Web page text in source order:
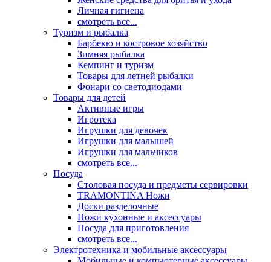
Личная гигиена
смотреть все...
Туризм и рыбалка
Барбекю и костровое хозяйство
Зимняя рыбалка
Кемпинг и туризм
Товары для летней рыбалки
Фонари со светодиодами
Товары для детей
Активные игры
Игротека
Игрушки для девочек
Игрушки для малышей
Игрушки для мальчиков
смотреть все...
Посуда
Столовая посуда и предметы сервировки
TRAMONTINA Ножи
Доски разделочные
Ножи кухонные и аксессуары
Посуда для приготовления
смотреть все...
Электротехника и мобильные аксессуары